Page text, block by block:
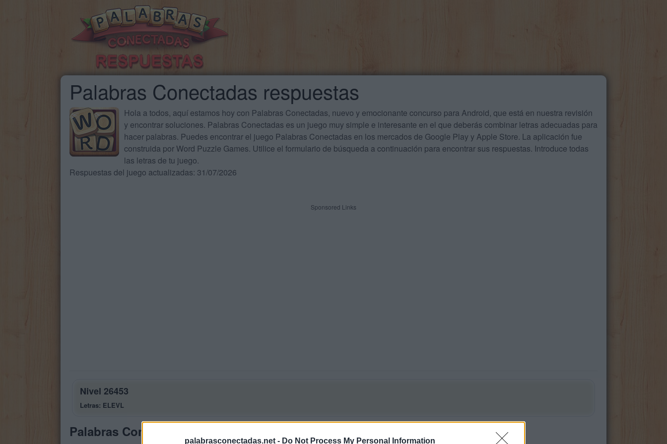
palabrasconectadas.net - Do Not Process My Personal Information
Palabras Conectadas respuestas
Hola a todos, aquí estamos hoy con Palabras Conectadas, nuevo y emocionante concurso para Android, que está en nuestra revisión
y encontrar soluciones. Palabras Conectadas es un juego muy simple e interesante en el que deberás combinar letras adecuadas para
hacer palabras. Puedes encontrar el juego Palabras Conectadas en los mercados de Google Play y Apple Store. La aplicación fue
construida por Word Puzzle Games. Utilice el formulario de búsqueda a continuación para encontrar sus respuestas. Introduce todas
las letras de tu juego.
Respuestas del juego actualizadas: 31/07/2026
Sponsored Links
Nivel 26453
Letras: ELEVL
Palabras Conectadas Nivel 26453 respuestas